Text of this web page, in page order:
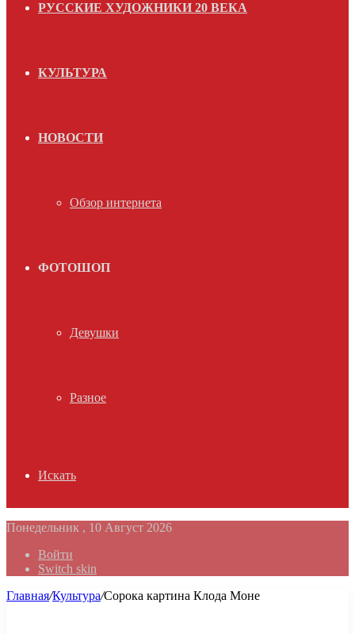
РУССКИЕ ХУДОЖНИКИ 20 ВЕКА
КУЛЬТУРА
НОВОСТИ
Обзор интернета
ФОТОШОП
Девушки
Разное
Искать
Понедельник , 10 Август 2026
Войти
Switch skin
Главная/Культура/Сорока картина Клода Моне